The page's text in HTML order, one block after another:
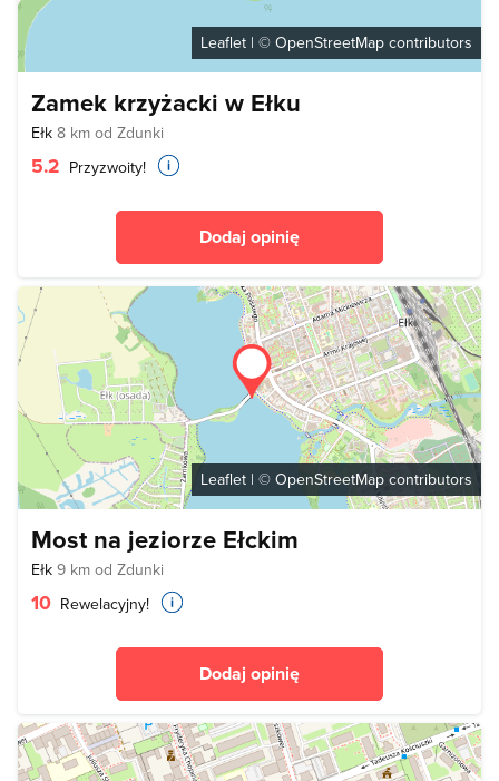
Leaflet | © OpenStreetMap contributors
Zamek krzyżacki w Ełku
Ełk 8 km od Zdunki
5.2 Przyzwoity!
Dodaj opinię
Leaflet | © OpenStreetMap contributors
Most na jeziorze Ełckim
Ełk 9 km od Zdunki
10 Rewelacyjny!
Dodaj opinię